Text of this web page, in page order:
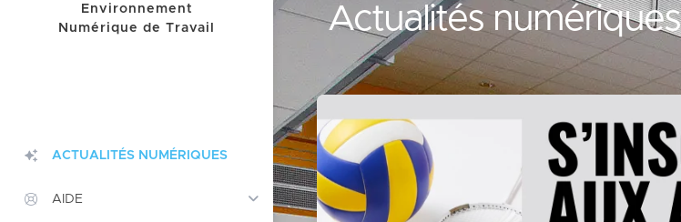
Environnement
Numérique de Travail
ACTUALITÉS NUMÉRIQUES
AIDE
Actualités numériques